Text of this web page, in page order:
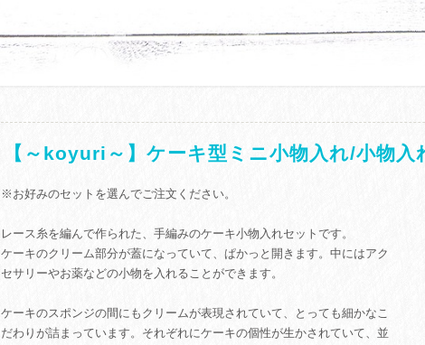
【～koyuri～】ケーキ型ミニ小物入れ/小物入
※お好みのセットを選んでご注文ください。
レース糸を編んで作られた、手編みのケーキ小物入れセットです。
ケーキのクリーム部分が蓋になっていて、ぱかっと開きます。中にはアク
セサリーやお薬などの小物を入れることができます。
ケーキのスポンジの間にもクリームが表現されていて、とっても細かなこ
だわりが詰まっています。それぞれにケーキの個性が生かされていて、並